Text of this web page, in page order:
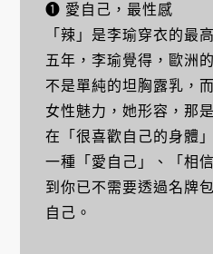
➊ 愛自己，最性感
「辣」是李瑜穿衣的最
五年，李瑜覺得，歐洲
不是單純的坦胸露乳，
女性魅力，她形容，那
在「很喜歡自己的身體
一種「愛自己」、「相
到你已不需要透過名牌
自己。